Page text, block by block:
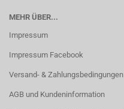
MEHR ÜBER...
Impressum
Impressum Facebook
Versand- & Zahlungsbedingungen
AGB und Kundeninformation